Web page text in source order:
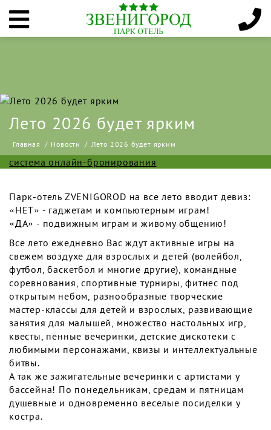
Лето 2026 будет ярким
Главная Новости Лето 2026 будет ярким
система онлайн-бронирования
Парк-отель ZVENIGOROD на все лето вводит девиз:
«НЕТ» - гаджетам и компьютерным играм!
«ДА» - подвижным играм и живому общению!
Все лето ежедневно Вас ждут активные игры на
свежем воздухе для взрослых и детей (волейбол,
футбол, баскетбол и многие другие), командные
соревнования, спортивные турниры, фитнес под
открытым небом, разнообразные творческие
мастер-классы для детей и взрослых, развивающие
занятия для малышей, множество настольных игр,
квесты, пенные вечеринки, детские дискотеки с
любимыми персонажами, квизы и интеллектуальные
битвы.
А так же зажигательные вечеринки с артистами у
бассейна! По понедельникам, средам и пятницам
душевные и одновременно веселые посиделки у
костра.